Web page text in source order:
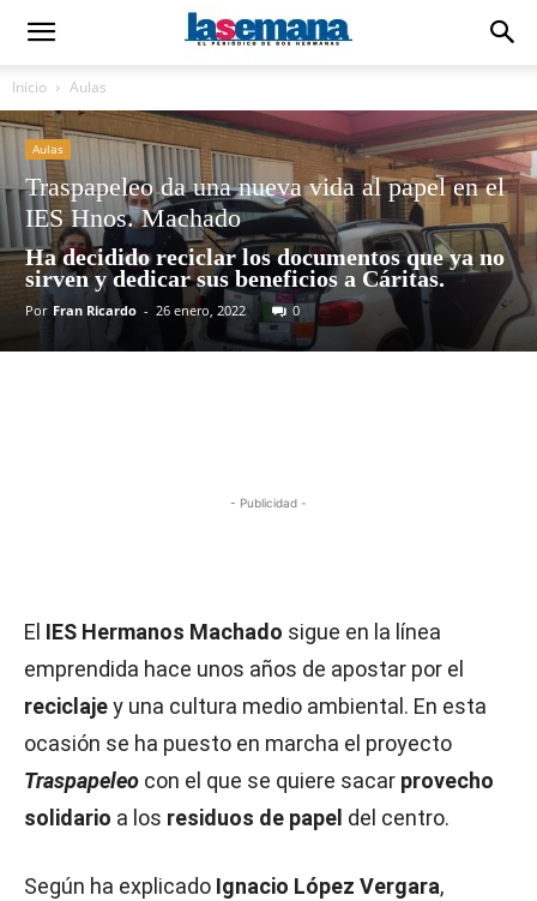
Inicio Aulas
Aulas
Traspapeleo da una nueva vida al papel en el
IES Hnos. Machado
Ha decidido reciclar los documentos que ya no
sirven y dedicar sus beneficios a Cáritas.
Por Fran Ricardo - 26 enero, 2022 0
- Publicidad -
El IES Hermanos Machado sigue en la línea
emprendida hace unos años de apostar por el
reciclajey una cultura medio ambiental. En esta
ocasión se ha puesto en marcha el proyecto
Traspapeleo con el que se quiere sacar provecho
solidario a los residuos de papel del centro.
Según ha explicado Ignacio López Vergara,